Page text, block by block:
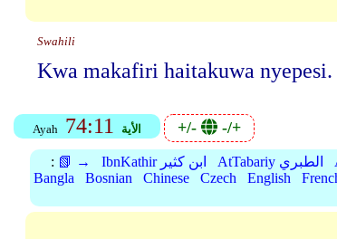
Swahili
Kwa makafiri haitakuwa nyepesi.
Ayah 74:11 الأية +/- -/+
: 📗 → IbnKathir ابن كثير AtTabariy الطبري
Bangla
Bosnian Chinese Czech English